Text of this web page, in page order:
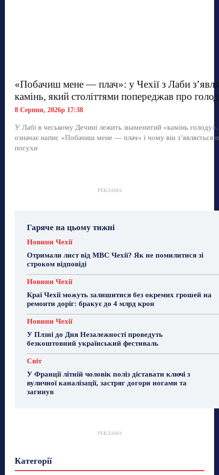
«Побачиш мене — плач»: у Чехії з Лаби
камінь, який століттями попереджав про голод
8 Серпня, 2026р 17:38
У Лабі в чеському Дечині лежить знаменитий «камінь
означає напис «Побачиш мене — плач» і чому він з’являється
посухи
РЕКЛАМА
Гаряче на цьому тижні
Новини Чехії
Отримали лист від МВС Чехії? Як не помилитися зі
строком відповіді
Новини Чехії
Краї Чехії можуть залишитися без окремих грошей на
ремонти доріг: бракує до 4 млрд крон
Новини Чехії
У Плзні до Дня Незалежності проведуть
безкоштовний український фестиваль
Світ
У Франції літній чоловік поліз діставати ключі з
вуличної каналізації, застряг догори ногами та
загинув
РЕКЛАМА
Категорії